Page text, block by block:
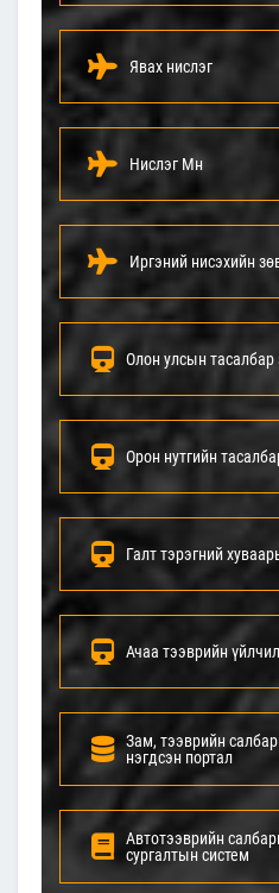
Явах нислэг
Нислэг Мн
Иргэний нисэхийн
Олон улсын тасалбар
Орон нутгийн
Галт тэрэгний
Ачаа тээврийн
Зам, тээврийн
нэгдсэн портал
Автотээврийн
сургалтын систем